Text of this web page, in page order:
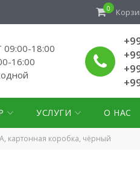
0
18:00
16:00
УСЛУГИ О НАС
картонная коробка, чёрный